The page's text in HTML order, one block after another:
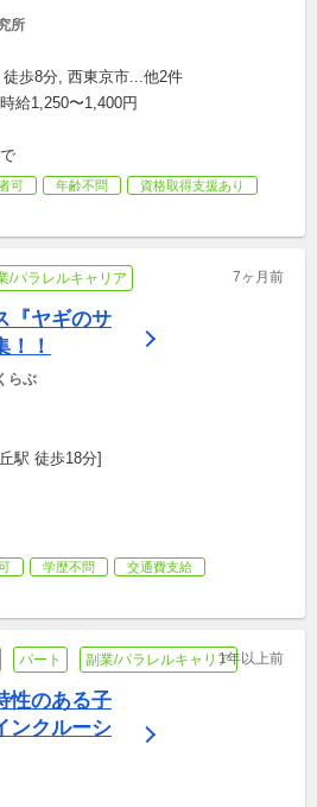
所
歩8分, 西東京市...他2件
給1,250〜1,400円
可 年齢不問
資格取得支援あり
/パラレルキャリア 7ヶ月前
『ヤギのサ
！
らぶ
駅 徒歩18分]
学歴不問
交通費支給
パート 副業/パラレルキャリア1年以上前
性のある子
ンクルーシ